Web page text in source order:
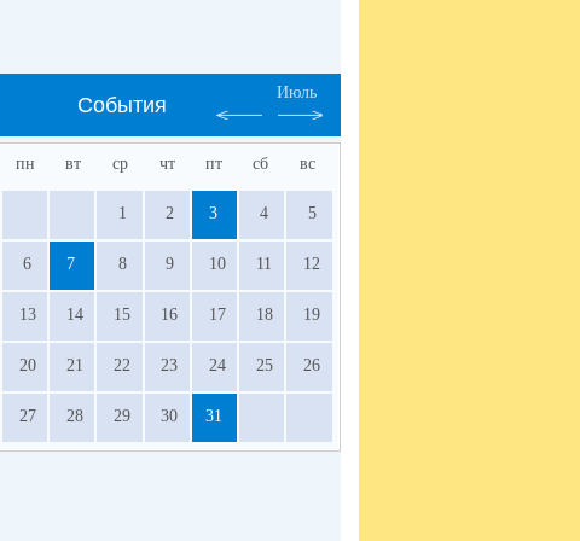
События
Июль
пн вт ср чт пт сб вс
1 2 3 4 5
6 7 8 9 10 11 12
13 14 15 16 17 18 19
20 21 22 23 24 25 26
27 28 29 30 31